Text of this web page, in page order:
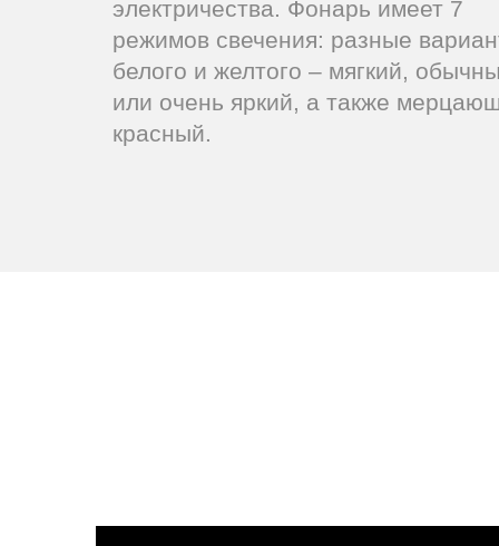
электричества. Фонарь имеет 7
режимов свечения: разные
белого и желтого – мягкий,
или очень яркий, а также
красный.